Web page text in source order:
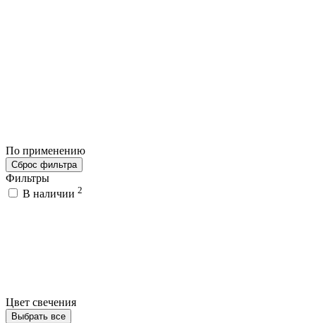
По применению
Сброс фильтра
Фильтры
В наличии 2
Цвет свечения
Выбрать все